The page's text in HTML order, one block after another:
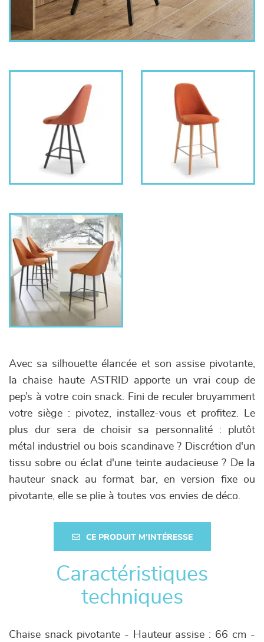
Avec sa silhouette élancée et son assise pivotante,
la chaise haute ASTRID apporte un vrai coup de
pep’s à votre coin snack. Fini de reculer bruyamment
votre siège : pivotez, installez-vous et profitez. Le
plus dur sera de choisir sa personnalité : plutôt
métal industriel ou bois scandinave ? Discrétion d'un
tissu sobre ou éclat d'une teinte audacieuse ? De la
hauteur snack au format bar, en version fixe ou
pivotante, elle se plie à toutes vos envies de déco.
CE PRODUIT M'INTÉRESSE
Caractéristiques
techniques
Chaise snack pivotante - Hauteur assise : 66 cm -